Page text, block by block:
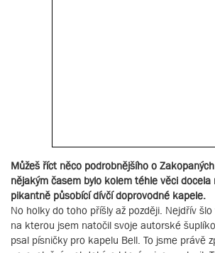
Můžeš říct něco podrobnějšího o
nějakým časem bylo kolem téhle věci docela
pikantně působící dívčí doprovodné kapele.
No holky do toho příšly až později. Nejdřív šlo
na kterou jsem natočil svoje autorské
psal písničky pro kapelu Bell. To jsme právě